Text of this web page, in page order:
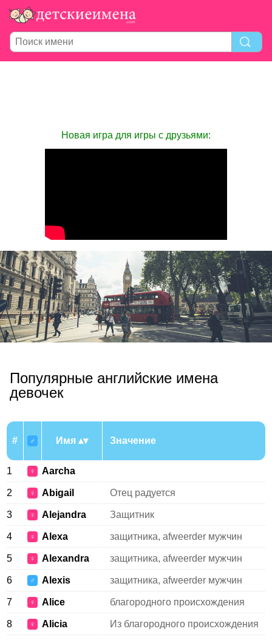
Новая игра для игры с друзьями:
Популярные английские имена
девочек
# ♂ Имя Значение
1 ♀ Aarcha
2 ♀ Abigail Отец радуется
3 ♀ Alejandra Защитник
4 ♀ Alexa защитника, afweerder мужчин
5 ♀ Alexandra защитника, afweerder мужчин
6 ♂ Alexis защитника, afweerder мужчин
7 ♀ Alice благородного происхождения
8 ♀ Alicia Из благородного происхождения